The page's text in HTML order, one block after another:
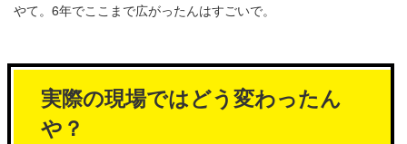
やて。6年でここまで広がったんはすごいで。
実際の現場ではどう変わったん
や？